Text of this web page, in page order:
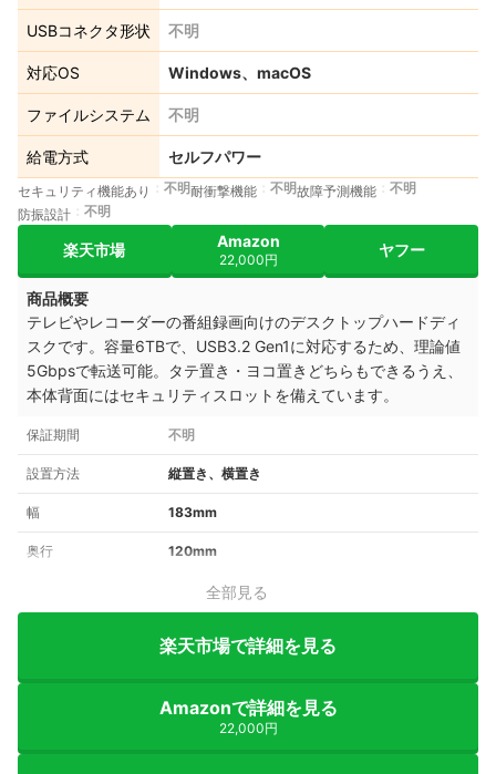
USBコネクタ形状 不明
対応OS Windows、macOS
ファイルシステム 不明
給電方式 セルフパワー
セキュリティ機能あり 不明耐衝撃機能 不明故障予測機能
不明
防振設計
不明
楽天市場 Amazon
22,000円
ヤフー
商品概要
テレビやレコーダーの番組録画向けのデスクトップハードディ
スクです。容量6TBで、USB3.2 Gen1に対応するため、理論値
5Gbpsで転送可能。タテ置き・ヨコ置きどちらもできるうえ、
本体背面にはセキュリティスロットを備えています。
保証期間 不明
設置方法 縦置き、横置き
幅 183mm
奥行 120mm
全部見る
楽天市場で詳細を見る
Amazonで詳細を見る
22,000円